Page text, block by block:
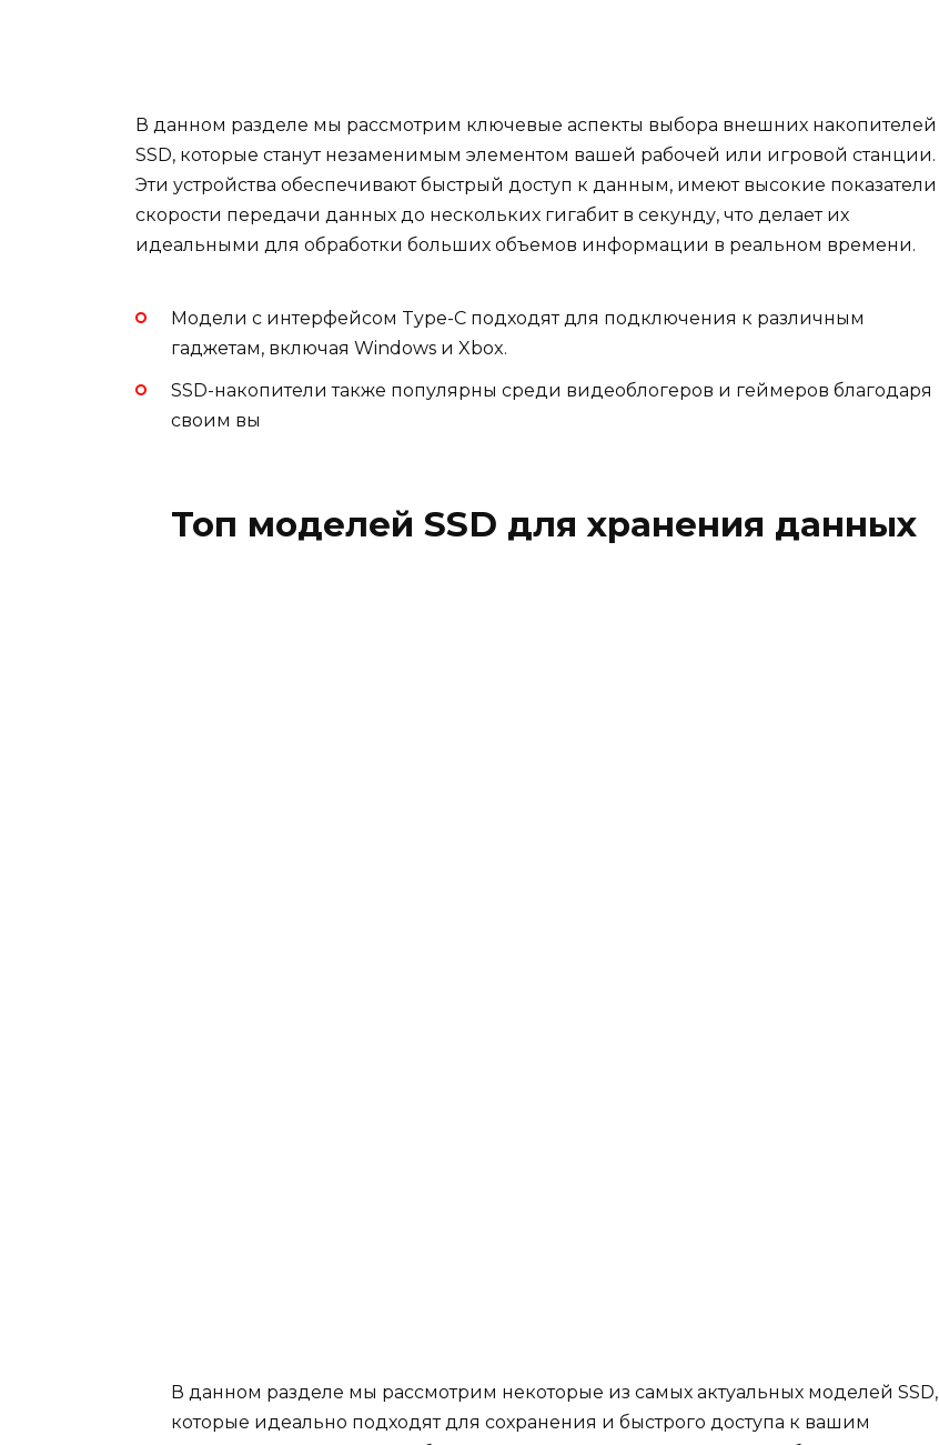
В данном разделе мы рассмотрим ключевые аспекты выбора внешних накопителей
SSD, которые станут незаменимым элементом вашей рабочей или игровой станции.
Эти устройства обеспечивают быстрый доступ к данным, имеют высокие показатели
скорости передачи данных до нескольких гигабит в секунду, что делает их
идеальными для обработки больших объемов информации в реальном времени.
Модели с интерфейсом Type-C подходят для подключения к различным
гаджетам, включая Windows и Xbox.
SSD-накопители также популярны среди видеоблогеров и геймеров благодаря
своим вы
Топ моделей SSD для хранения данных
В данном разделе мы рассмотрим некоторые из самых актуальных моделей SSD,
которые идеально подходят для сохранения и быстрого доступа к вашим